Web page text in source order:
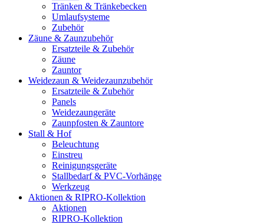
Tränken & Tränkebecken
Umlaufsysteme
Zubehör
Zäune & Zaunzubehör
Ersatzteile & Zubehör
Zäune
Zauntor
Weidezaun & Weidezaunzubehör
Ersatzteile & Zubehör
Panels
Weidezaungeräte
Zaunpfosten & Zauntore
Stall & Hof
Beleuchtung
Einstreu
Reinigungsgeräte
Stallbedarf & PVC-Vorhänge
Werkzeug
Aktionen & RIPRO-Kollektion
Aktionen
RIPRO-Kollektion